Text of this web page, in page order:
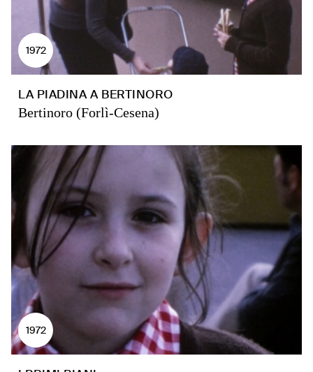
1972
LA PIADINA A BERTINORO
Bertinoro (Forlì-Cesena)
1972